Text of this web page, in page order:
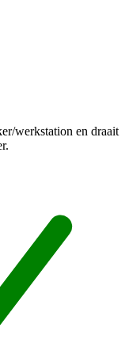
werkstation en draait